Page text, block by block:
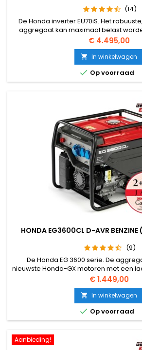
(14)
De Honda inverter EU70iS. Het
aggregaat kan maximaal belast
aggregaat is ook uitgevoerd met de
Techniek, die voor nauwkeurige
zorgt. Het aggregaat wordt
doeleinden
Prijs
€ 4.495,00
 In winkelwagen
 Op voorraad
HONDA EG3600CL D-AVR
(9)
De Honda EG 3600 serie. De
nieuwste Honda-GX motoren met een
en zijn uitgerust met een digitale
spanningsregeling voor een
spanningsregeling. De EG serie is
aggregaten robuust. Ze hebben
brandstoftank van 24L.
Prijs
€ 1.449,00
 In winkelwagen
 Op voorraad
Aanbieding!